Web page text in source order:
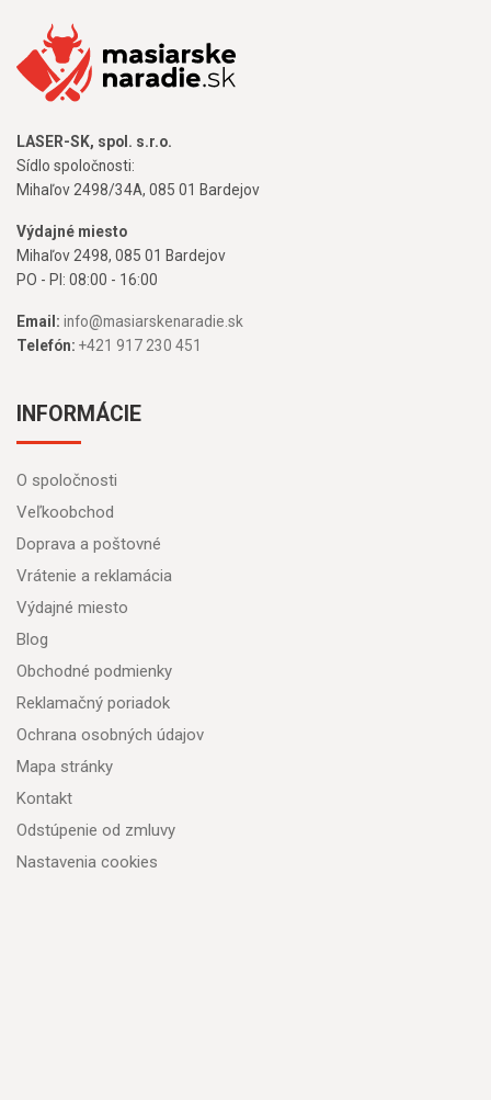
LASER-SK, spol. s.r.o.
Sídlo spoločnosti:
Mihaľov 2498/34A, 085 01 Bardejov
Výdajné miesto
Mihaľov 2498, 085 01 Bardejov
PO - PI: 08:00 - 16:00
Email: info@masiarskenaradie.sk
Telefón: +421 917 230 451
INFORMÁCIE
O spoločnosti
Veľkoobchod
Doprava a poštovné
Vrátenie a reklamácia
Výdajné miesto
Blog
Obchodné podmienky
Reklamačný poriadok
Ochrana osobných údajov
Mapa stránky
Kontakt
Odstúpenie od zmluvy
Nastavenia cookies